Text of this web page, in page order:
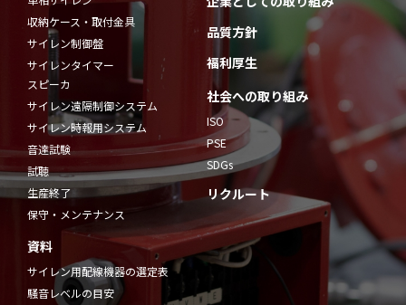
収納ケース・取付金具
サイレン制御盤
サイレンタイマー
スピーカ
サイレン遠隔制御システム
サイレン時報用システム
音達試験
試聴
生産終了
保守・メンテナンス
資料
サイレン用配線機器の選定表
騒音レベルの目安
品質方針
福利厚生
社会への取り組み
ISO
PSE
SDGs
リクルート